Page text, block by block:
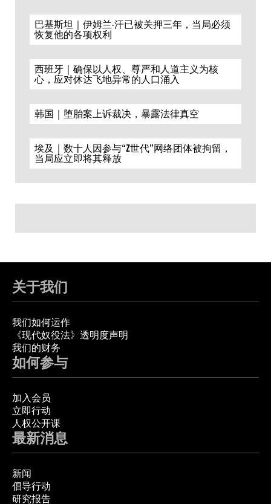
巴基斯坦｜伊姆兰·汗已被关押三年，当局必须
恢复他的各项权利
西班牙｜确保以人权、尊严和人道主义为核
心，应对休达飞地异常的人口涌入
韩国｜堕胎案上诉裁决，暴露法律真空
埃及｜数十人因参与“Z世代”网络团体被拘留，
当局应立即将其释放
关于我们
我们如何运作
《现代奴役法》透明度声明
我们的财务
如何参与
加入会员
立即行动
人权公开课
最新消息
新闻
倡导行动
研究报告